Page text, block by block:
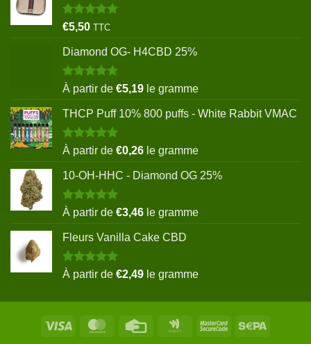
Note5.00
€5,50 TTC
Diamond OG- H4CBD 25%
Note5.00
sur 5
À partir de €5,19 le gramme
THCP Puff 10% 800 puffs - White Rabbit VMAC
Note5.00
sur 5
À partir de €0,26 le gramme
10-OH-HHC - Diamond OG 25%
Note5.00
sur 5
À partir de €3,46 le gramme
Fleurs Vanilla Cake CBD
Note5.00
sur 5
À partir de €2,49 le gramme
Visa MasterCardCredit
Google
MasterCard